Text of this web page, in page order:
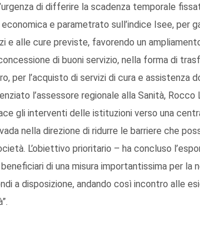
di differire la scadenza temporale
e parametrato sull’indice Isee, per
e alle cure previste, favorendo un
di buoni servizio, nella forma di
per l’acquisto di servizi di cura e assistenza
l’assessore regionale alla Sanità, Rocco
gli interventi delle istituzioni verso una
nella direzione di ridurre le barriere che
L’obiettivo prioritario – ha concluso
di una misura importantissima per la
a disposizione, andando così incontro alle